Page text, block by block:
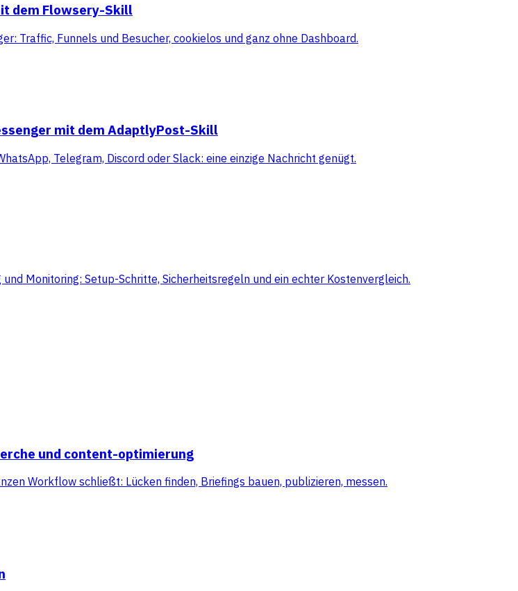
dem Flowsery-Skill
Traffic, Funnels und Besucher, cookielos und ganz ohne Dashboard.
mit dem AdaptlyPost-Skill
Telegram, Discord oder Slack: eine einzige Nachricht genügt.
Monitoring: Setup-Schritte, Sicherheitsregeln und ein echter Kostenvergleich.
und content-optimierung
Workflow schließt: Lücken finden, Briefings bauen, publizieren, messen.